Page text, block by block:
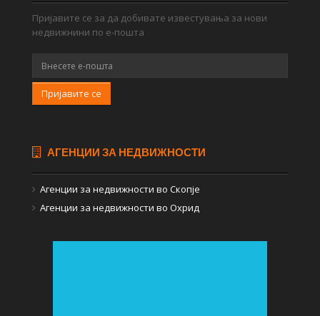
Пријавите се за да добивате известувања за нови
недвижнини по е-пошта
Пријавите се
АГЕНЦИИ ЗА НЕДВИЖНОСТИ
Агенции за недвижности во Скопје
Агенции за недвижности во Охрид